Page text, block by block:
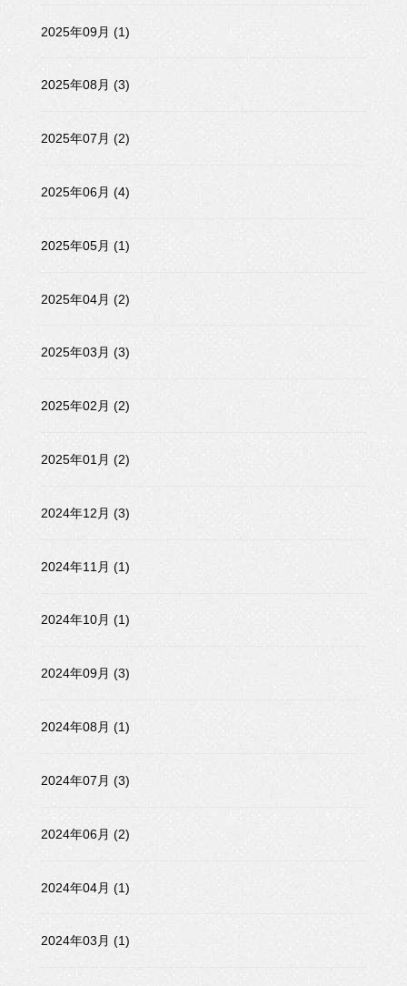
2025年09月 (1)
2025年08月 (3)
2025年07月 (2)
2025年06月 (4)
2025年05月 (1)
2025年04月 (2)
2025年03月 (3)
2025年02月 (2)
2025年01月 (2)
2024年12月 (3)
2024年11月 (1)
2024年10月 (1)
2024年09月 (3)
2024年08月 (1)
2024年07月 (3)
2024年06月 (2)
2024年04月 (1)
2024年03月 (1)